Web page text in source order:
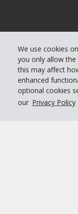
We use cookies
you only allow
this may affect
enhanced
optional cookies
our Privacy Policy